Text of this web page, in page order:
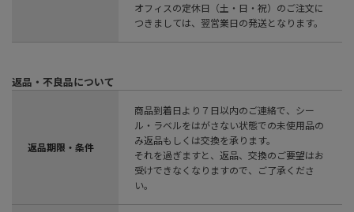
オフィスの定休日（土・日・祝）のご注文に
つきましては、翌営業日の発送となります。
返品・不良品について
返品期限・条件
商品到着日より７日以内のご連絡で、シー
ル・ラベルをはがさない状態での未使用品の
み返品もしくは交換を承ります。
それを過ぎますと、返品、交換のご要望はお
受けできなくなりますので、ご了承くださ
い。